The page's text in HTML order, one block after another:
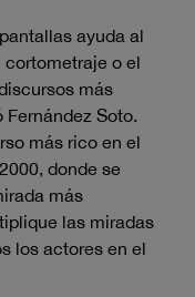
ayuda al
cortometraje o el
más
Soto.
más rico en el
donde se
más
las miradas
los actores en el